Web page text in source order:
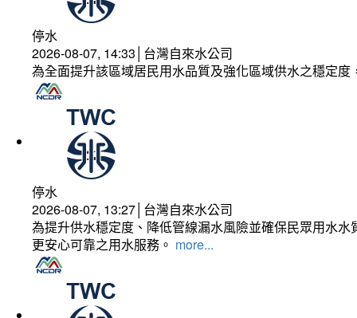
停水
2026-08-07, 14:33│台灣自來水公司
為全面提升該區域居民用水品質及強化區域供水之穩定
停水
2026-08-07, 13:27│台灣自來水公司
為提升供水穩定度、降低管線漏水風險並確保民眾用水
更安心可靠之用水服務。 more...